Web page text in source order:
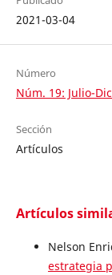
2021-03-04
Número
Núm. 19: Julio-
Sección
Artículos
Artículos
Nelson
estrategia